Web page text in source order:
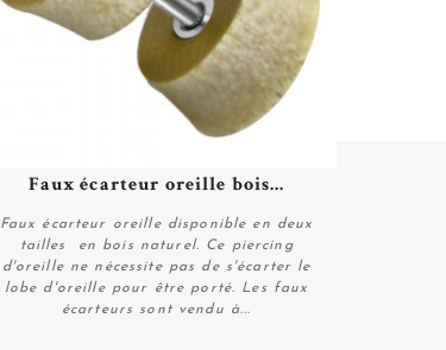
Faux écarteur oreille bois...
Faux écarteur oreille disponible en deux
tailles en bois naturel. Ce piercing
d'oreille ne nécessite pas de s'écarter le
lobe d'oreille pour être porté. Les faux
écarteurs sont vendu à...